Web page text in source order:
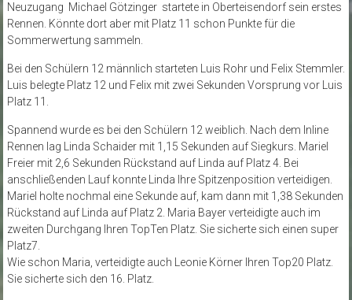
Neuzugang Michael Götzinger startete in Oberteisendorf sein erstes
Rennen. Könnte dort aber mit Platz 11 schon Punkte für die
Sommerwertung sammeln.
Bei den Schülern 12 männlich starteten Luis Rohr und Felix Stemmler.
Luis belegte Platz 12 und Felix mit zwei Sekunden Vorsprung vor Luis
Platz 11.
Spannend wurde es bei den Schülern 12 weiblich. Nach dem Inline
Rennen lag Linda Schaider mit 1,15 Sekunden auf Siegkurs. Mariel
Freier mit 2,6 Sekunden Rückstand auf Linda auf Platz 4. Bei
anschließenden Lauf konnte Linda Ihre Spitzenposition verteidigen.
Mariel holte nochmal eine Sekunde auf, kam dann mit 1,38 Sekunden
Rückstand auf Linda auf Platz 2. Maria Bayer verteidigte auch im
zweiten Durchgang Ihren TopTen Platz. Sie sicherte sich einen super
Platz7.
Wie schon Maria, verteidigte auch Leonie Körner Ihren Top20 Platz.
Sie sicherte sich den 16. Platz.